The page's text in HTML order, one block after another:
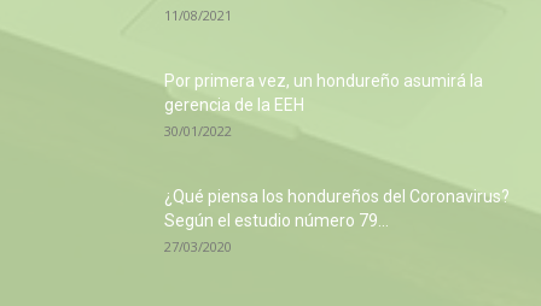
11/08/2021
Por primera vez, un hondureño asumirá la
gerencia de la EEH
30/01/2022
¿Qué piensa los hondureños del Coronavirus?
Según el estudio número 79...
27/03/2020